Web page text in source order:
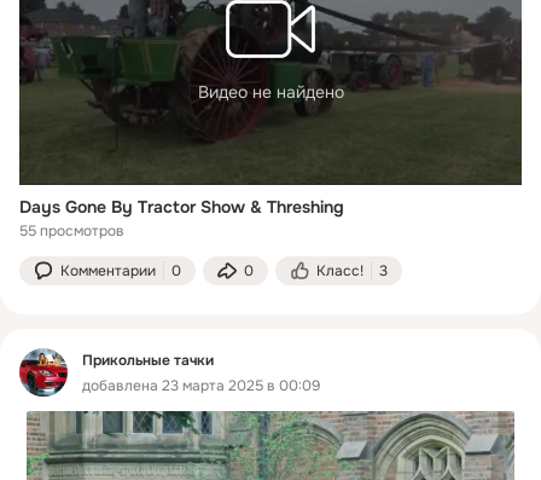
Видео не найдено
Days Gone By Tractor Show & Threshing
55 просмотров
Комментарии 0 0 Класс! 3
Прикольные тачки
добавлена 23 марта 2025 в 00:09